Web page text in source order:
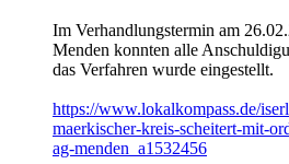
Im Verhandlungstermin am
Menden konnten alle
das Verfahren wurde eingestellt.
https://www.lokalkompass.de/
maerkischer-kreis-scheitert-mit-
ag-menden_a1532456